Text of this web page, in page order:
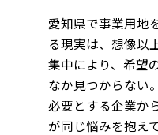
愛知県で事業用地
る現実は、想像以
集中により、希望
なか見つからない
必要とする企業か
が同じ悩みを抱え